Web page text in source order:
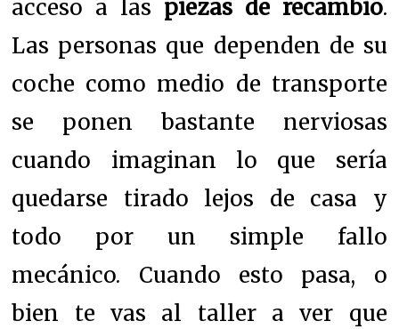
acceso a las piezas de recambio.
Las personas que dependen de su
coche como medio de transporte
se ponen bastante nerviosas
cuando imaginan lo que sería
quedarse tirado lejos de casa y
todo por un simple fallo
mecánico. Cuando esto pasa, o
bien te vas al taller a ver que